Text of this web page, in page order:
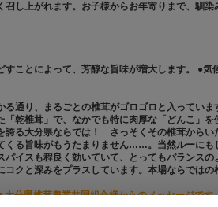
し上がれます。お子様からお年寄りまで、馴
ことによって、芳醇な旨味が増大します。 ●
る通り、まるごとの椎茸がゴロゴロと入っていま
「乾椎茸」で、なかでも特に肉厚な「どんこ」
誇る大分県ならでは！ さっそくその椎茸からい
くる旨味がもうたまりません……。当然ルーにも
パイスも程良く効いていて、とってもバランス
クと深みをプラスしています。本場ならではの
分県椎茸農業共同組合様からのメッセージです